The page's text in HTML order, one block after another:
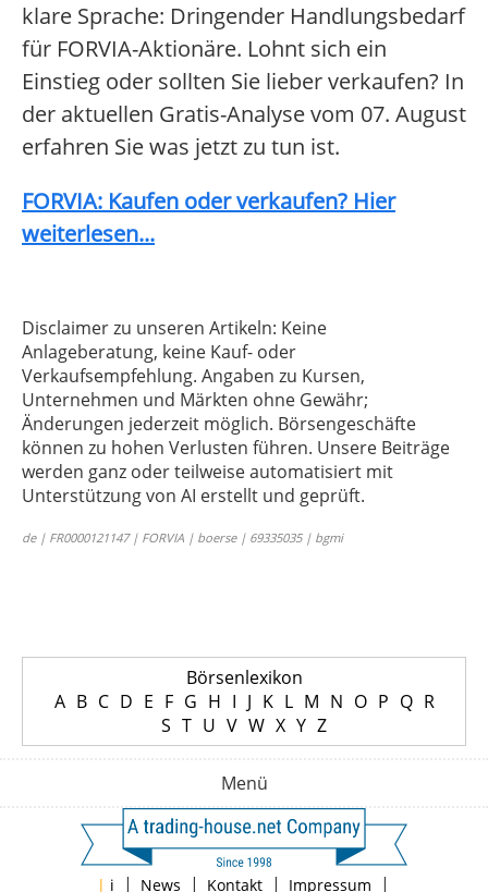
klare Sprache: Dringender Handlungsbedarf
für FORVIA-Aktionäre. Lohnt sich ein
Einstieg oder sollten Sie lieber verkaufen? In
der aktuellen Gratis-Analyse vom 07. August
erfahren Sie was jetzt zu tun ist.
FORVIA: Kaufen oder verkaufen? Hier
weiterlesen...
Disclaimer zu unseren Artikeln: Keine
Anlageberatung, keine Kauf- oder
Verkaufsempfehlung. Angaben zu Kursen,
Unternehmen und Märkten ohne Gewähr;
Änderungen jederzeit möglich. Börsengeschäfte
können zu hohen Verlusten führen. Unsere Beiträge
werden ganz oder teilweise automatisiert mit
Unterstützung von AI erstellt und geprüft.
de | FR0000121147 | FORVIA | boerse | 69335035 | bgmi
Börsenlexikon
A B C D E F G H I J K L M N O P Q R
S T U V W X Y Z
Menü
| i | News | Kontakt | Impressum |